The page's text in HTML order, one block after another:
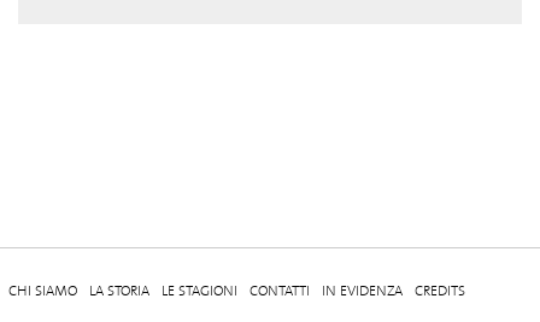
CHI SIAMO LA STORIA LE STAGIONI CONTATTI IN EVIDENZA CREDITS